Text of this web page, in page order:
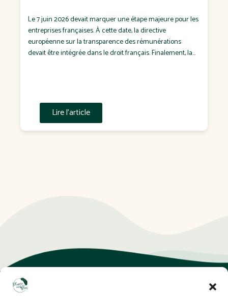
Le 7 juin 2026 devait marquer une étape majeure pour les
entreprises françaises. À cette date, la directive
européenne sur la transparence des rémunérations
devait être intégrée dans le droit français. Finalement, la
Lire l'article